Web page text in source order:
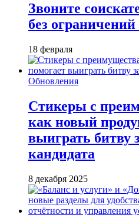
Звоните
без
18 февраля
Обновления
Стикеры с
как новый
выиграть битву
кандидата
8 декабря 2025